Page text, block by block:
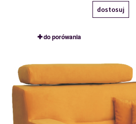
dostosuj
do porówania
117978